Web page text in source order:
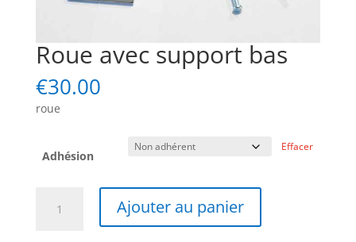
Roue avec support bas
€30.00
roue
Adhésion
Effacer
Ajouter au panier